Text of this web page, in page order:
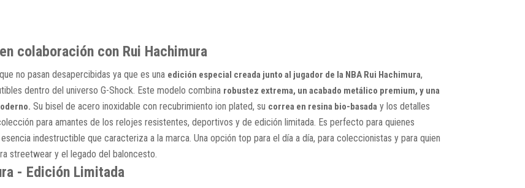
colaboración con Rui Hachimura
no pasan desapercibidas ya que es una edición especial creada junto al jugador de la NBA Rui Hachimura,
dentro del universo G-Shock. Este modelo combina robustez extrema, un acabado metálico premium, y una
Su bisel de acero inoxidable con recubrimiento ion plated, su correa en resina bio-basada y los detalles
para amantes de los relojes resistentes, deportivos y de edición limitada. Es perfecto para quienes
indestructible que caracteriza a la marca. Una opción top para el día a día, para coleccionistas y para quien
streetwear y el legado del baloncesto.
- Edición Limitada